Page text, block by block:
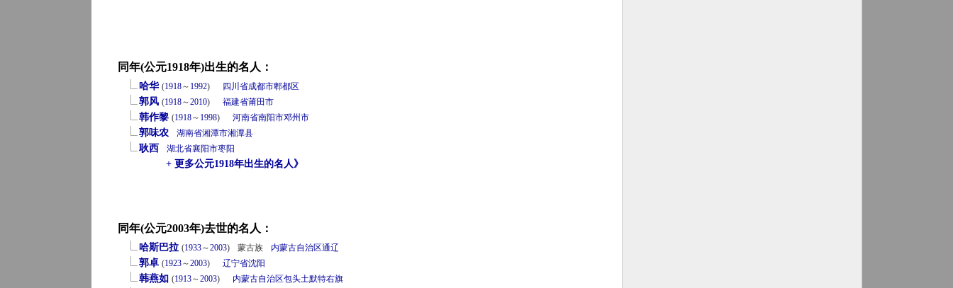
同年(公元1918年)出生的名人：
哈华 (1918～ 1992) 四川省成都市郫都区
郭风 (1918～2010) 福建省莆田市
韩作黎 (1918～ 1998) 河南省南阳市邓州市
郭味农 湖南省湘潭市湘潭县
耿西 湖北省襄阳市枣阳
+ 更多公元1918年出生的名人》
同年(公元2003年)去世的名人：
哈斯巴拉 (1933～2003) 蒙古族 内蒙古自治区通辽
郭卓 (1923～2003) 辽宁省沈阳
韩燕如 (1913～2003) 内蒙古自治区包头土默特右旗